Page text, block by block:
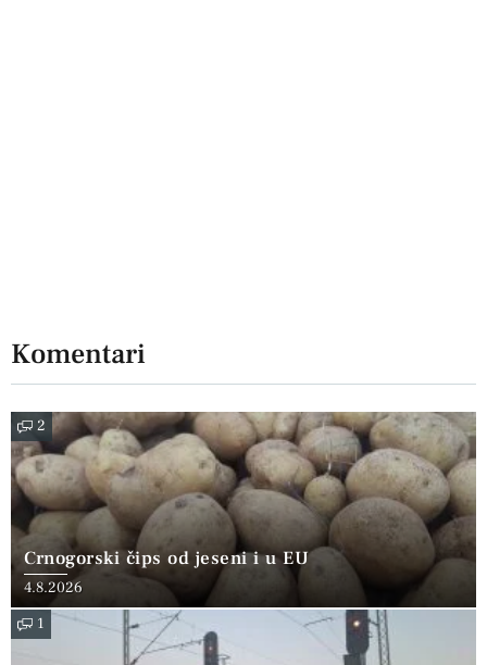
Komentari
2
Crnogorski čips od jeseni i u EU
4.8.2026
1